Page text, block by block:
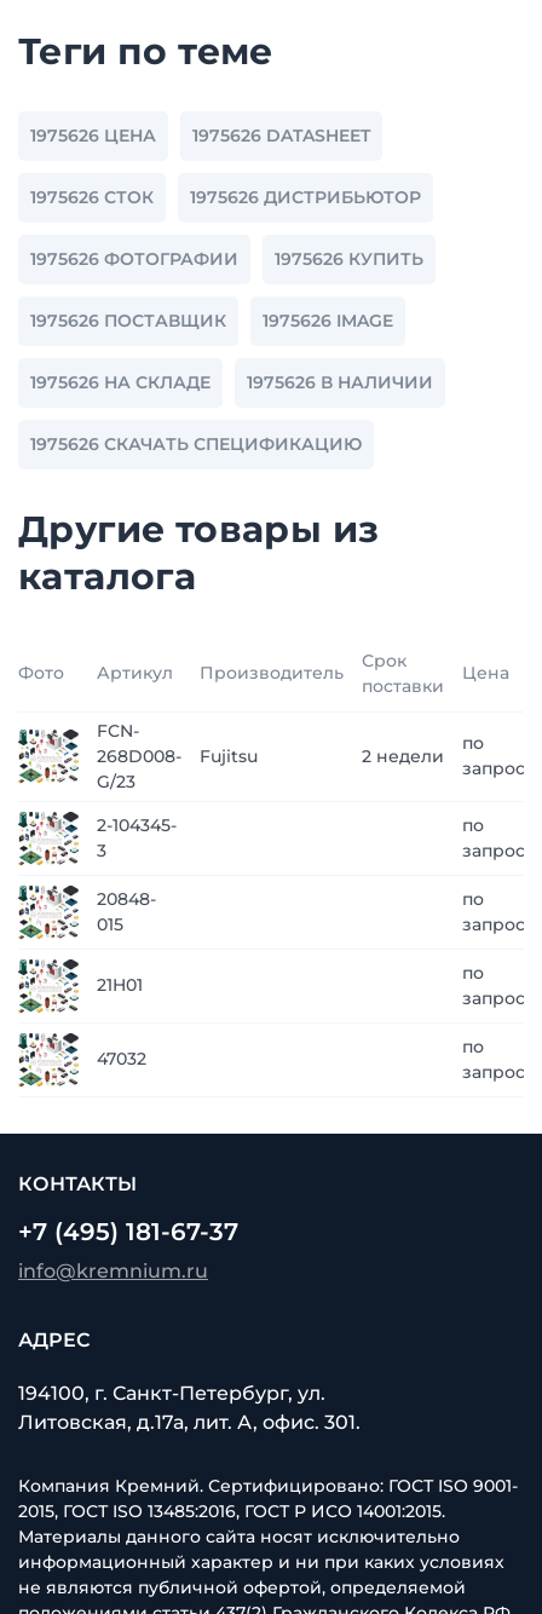
Теги по теме
1975626 ЦЕНА 1975626 DATASHEET
1975626 СТОК 1975626 ДИСТРИБЬЮТОР
1975626 ФОТОГРАФИИ 1975626 КУПИТЬ
1975626 ПОСТАВЩИК 1975626 IMAGE
1975626 НА СКЛАДЕ 1975626 В НАЛИЧИИ
1975626 СКАЧАТЬ СПЕЦИФИКАЦИЮ
Другие товары из
каталога
Фото Артикул Производитель
Срок
поставки
Цена
FCN-
268D008-
G/23
Fujitsu 2 недели
по
запросу
2-104345-
3
по
запросу
20848-
015
по
запросу
21H01
по
запросу
47032
по
запросу
КОНТАКТЫ
+7 (495) 181-67-37
info@kremnium.ru
АДРЕС
194100, г. Санкт-Петербург, ул.
Литовская, д.17а, лит. А, офис. 301.
Компания Кремний. Сертифицировано: ГОСТ ISO 9001-
2015, ГОСТ ISO 13485:2016, ГОСТ Р ИСО 14001:2015.
Материалы данного сайта носят исключительно
информационный характер и ни при каких условиях
не являются публичной офертой, определяемой